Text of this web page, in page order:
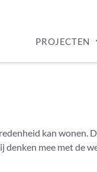
PROJECTEN
kan wonen.
mee met de